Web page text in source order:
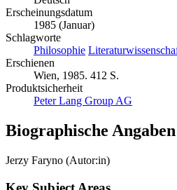
Erscheinungsdatum
1985 (Januar)
Schlagworte
Philosophie
Erschienen
Wien, 1985. 412 S.
Produktsicherheit
Peter Lang Group AG
Biographische Angaben
Jerzy Faryno (Autor:in)